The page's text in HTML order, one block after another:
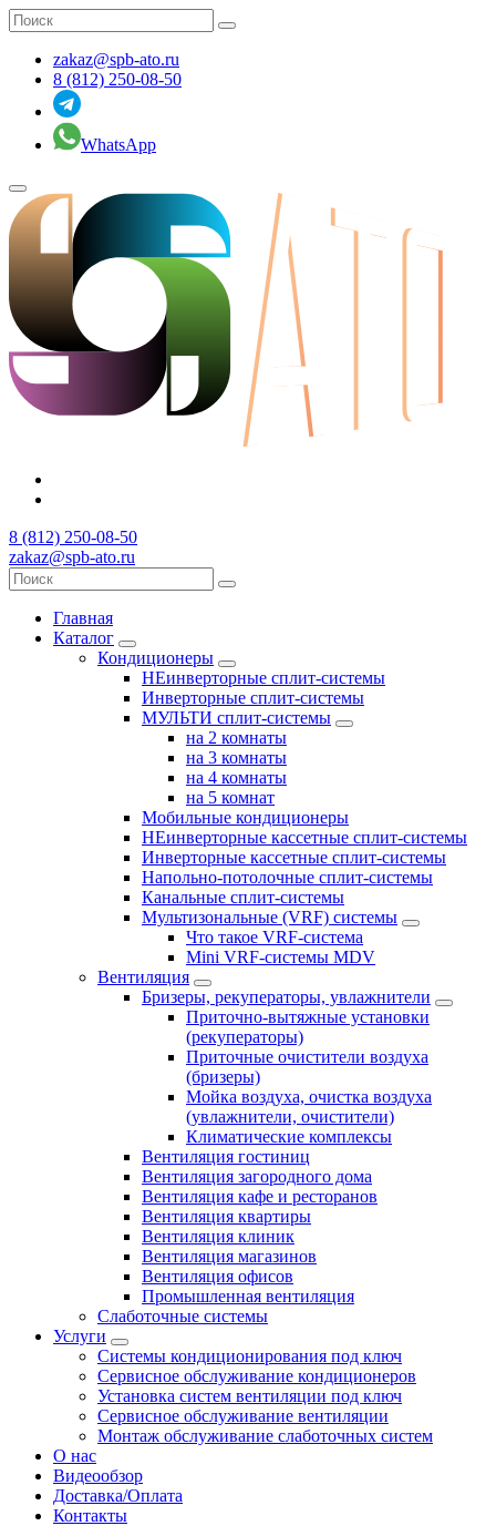
zakaz@spb-ato.ru
8 (812) 250-08-50
WhatsApp
8 (812) 250-08-50
zakaz@spb-ato.ru
Главная
Каталог
Кондиционеры
НЕинверторные сплит-системы
Инверторные сплит-системы
МУЛЬТИ сплит-системы
на 2 комнаты
на 3 комнаты
на 4 комнаты
на 5 комнат
Мобильные кондиционеры
НЕинверторные кассетные сплит-системы
Инверторные кассетные сплит-системы
Напольно-потолочные сплит-системы
Канальные сплит-системы
Мультизональные (VRF) системы
Что такое VRF-система
Mini VRF-системы MDV
Вентиляция
Бризеры, рекуператоры, увлажнители
Приточно-вытяжные установки
(рекуператоры)
Приточные очистители воздуха
(бризеры)
Мойка воздуха, очистка воздуха
(увлажнители, очистители)
Климатические комплексы
Вентиляция гостиниц
Вентиляция загородного дома
Вентиляция кафе и ресторанов
Вентиляция квартиры
Вентиляция клиник
Вентиляция магазинов
Вентиляция офисов
Промышленная вентиляция
Слаботочные системы
Услуги
Системы кондиционирования под ключ
Сервисное обслуживание кондиционеров
Установка систем вентиляции под ключ
Сервисное обслуживание вентиляции
Монтаж обслуживание слаботочных систем
О нас
Видеообзор
Доставка/Оплата
Контакты